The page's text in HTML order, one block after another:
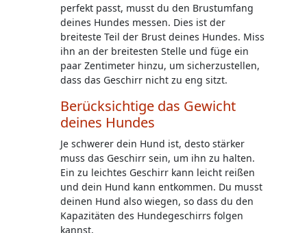
perfekt passt, musst du den Brustumfang
deines Hundes messen. Dies ist der
breiteste Teil der Brust deines Hundes. Miss
ihn an der breitesten Stelle und füge ein
paar Zentimeter hinzu, um sicherzustellen,
dass das Geschirr nicht zu eng sitzt.
Berücksichtige das Gewicht
deines Hundes
Je schwerer dein Hund ist, desto stärker
muss das Geschirr sein, um ihn zu halten.
Ein zu leichtes Geschirr kann leicht reißen
und dein Hund kann entkommen. Du musst
deinen Hund also wiegen, so dass du den
Kapazitäten des Hundegeschirrs folgen
kannst.